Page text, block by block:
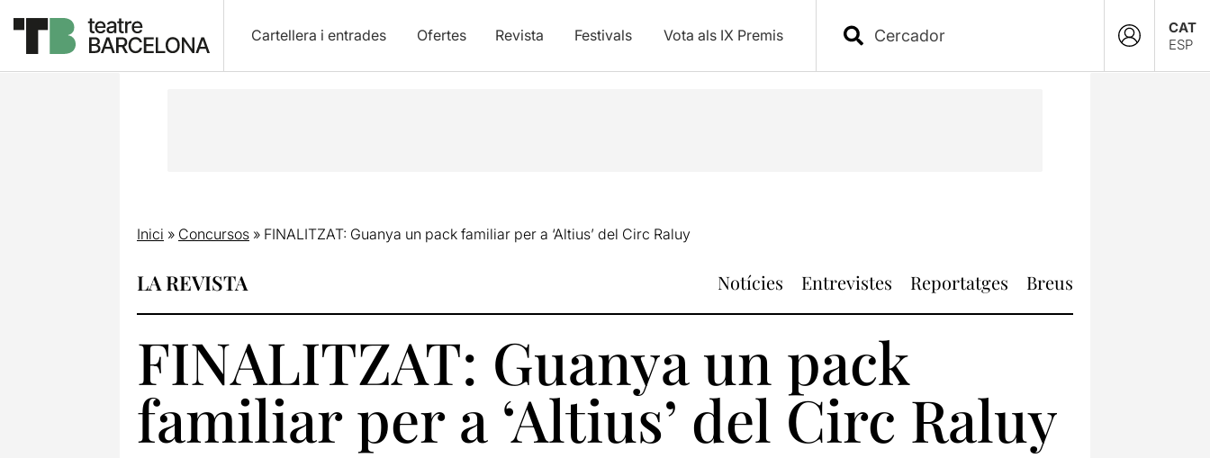
Cartellera i entrades Ofertes Revista Festivals Vota als IX Premis
CAT
ESP
Inici » Concursos» FINALITZAT: Guanya un pack familiar per a ‘Altius’ del Circ Raluy
LA REVISTA Notícies Entrevistes Reportatges Breus
FINALITZAT: Guanya un pack
familiar per a ‘Altius’ del Circ Raluy